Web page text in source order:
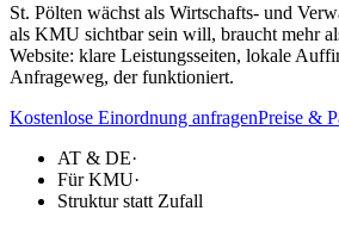
St. Pölten wächst als Wirtschafts- und
als KMU sichtbar sein will, braucht mehr
Website: klare Leistungsseiten, lokale
Anfrageweg, der funktioniert.
Kostenlose Einordnung anfragenPreise &
AT & DE·
Für KMU·
Struktur statt Zufall